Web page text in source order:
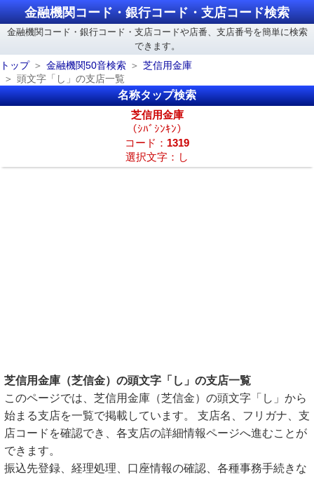
金融機関コード・銀行コード・支店コード検索
金融機関コード・銀行コード・支店コードや店番、支店番号を簡単に検索
できます。
トップ
金融機関50音検索
芝信用金庫
頭文字「し」の支店一覧
名称タップ検索
芝信用金庫
（ｼﾊﾞｼﾝｷﾝ）
コード： 1319
選択文字：し
芝信用金庫（芝信金）の頭文字「し」の支店一覧
このページでは、芝信用金庫（芝信金）の頭文字「し」から
始まる支店を一覧で掲載しています。 支店名、フリガナ、支
店コードを確認でき、各支店の詳細情報ページへ進むことが
できます。
振込先登録、経理処理、口座情報の確認、各種事務手続きな